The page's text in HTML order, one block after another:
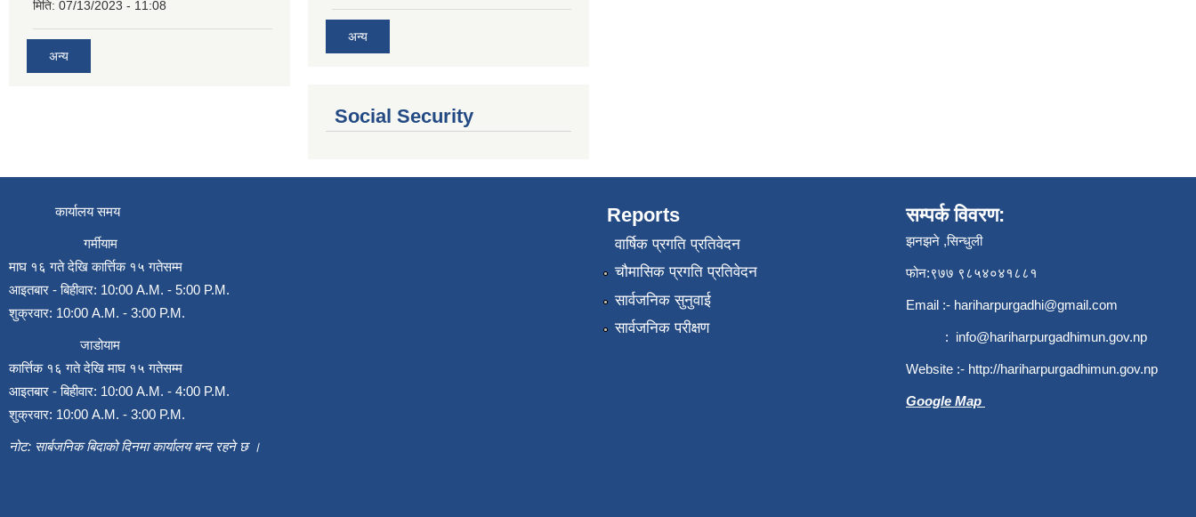
मिति: 07/13/2023 - 11:08
अन्य
अन्य
Social Security
कार्यालय समय
गर्मीयाम
माघ १६ गते देखि कार्त्तिक १५ गतेसम्म
आइतबार - बिहीवार: 10:00 A.M. - 5:00 P.M.
शुक्रवार: 10:00 A.M. - 3:00 P.M.
जाडोयाम
कार्त्तिक १६ गते देखि माघ १५ गतेसम्म
आइतबार - बिहीवार: 10:00 A.M. - 4:00 P.M.
शुक्रवार: 10:00 A.M. - 3:00 P.M.
नोट: सार्बजनिक बिदाको दिनमा कार्यालय बन्द रहने छ ।
Reports
वार्षिक प्रगति प्रतिवेदन
चौमासिक प्रगति प्रतिवेदन
सार्वजनिक सुनुवाई
सार्वजनिक परीक्षण
सम्पर्क विवरण:
झनझने ,सिन्धुली
फोन:९७७ ९८५४०४१८८१
Email :- hariharpurgadhi@gmail.com
: info@hariharpurgadhimun.gov.np
Website :- http://hariharpurgadhimun.gov.np
Google Map